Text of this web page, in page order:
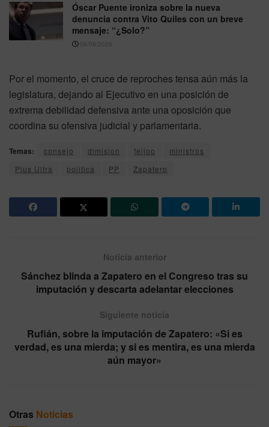
Óscar Puente ironiza sobre la nueva
denuncia contra Vito Quiles con un breve
mensaje: “¿Solo?”
06/08/2026
Por el momento, el cruce de reproches tensa aún más la
legislatura, dejando al Ejecutivo en una posición de
extrema debilidad defensiva ante una oposición que
coordina su ofensiva judicial y parlamentaria.
Temas: consejo dimision feijoo
ministros
Plus Ultra
politica PP Zapatero
Noticia anterior
Sánchez blinda a Zapatero en el Congreso tras su
imputación y descarta adelantar elecciones
Siguiente noticia
Rufián, sobre la imputación de Zapatero: «Si es
verdad, es una mierda; y si es mentira, es una mierda
aún mayor»
Otras Noticias